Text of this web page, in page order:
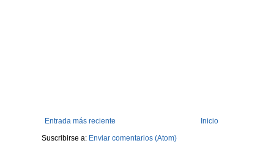
Entrada más reciente
Inicio
Suscribirse a: Enviar comentarios (Atom)